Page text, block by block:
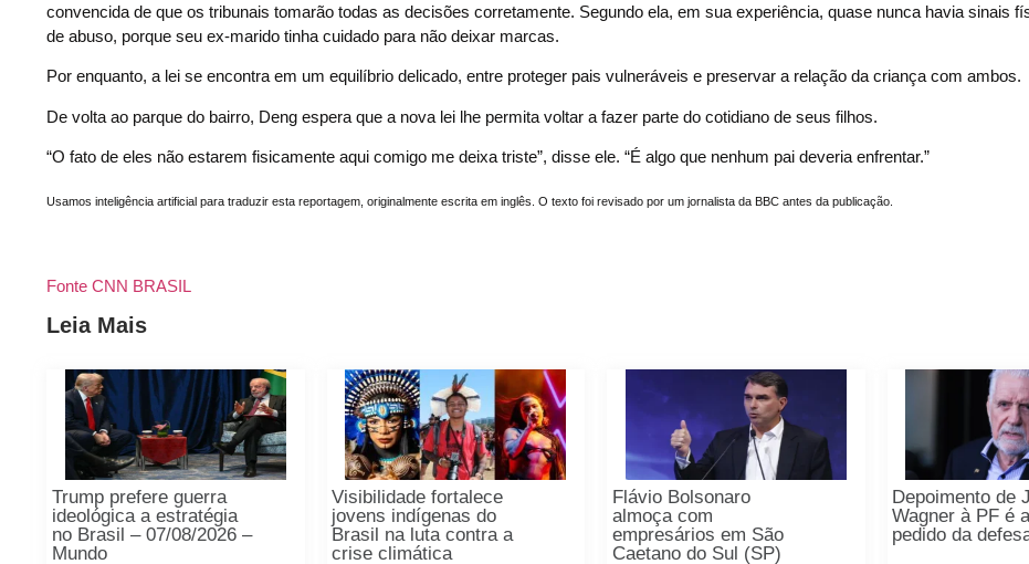
convencida de que os tribunais tomarão todas as decisões corretamente. Segundo ela, em sua experiência, quase nunca havia sinais
de abuso, porque seu ex-marido tinha cuidado para não deixar marcas.
Por enquanto, a lei se encontra em um equilíbrio delicado, entre proteger pais vulneráveis e preservar a relação da criança com ambos.
De volta ao parque do bairro, Deng espera que a nova lei lhe permita voltar a fazer parte do cotidiano de seus filhos.
“O fato de eles não estarem fisicamente aqui comigo me deixa triste”, disse ele. “É algo que nenhum pai deveria enfrentar.”
Usamos inteligência artificial para traduzir esta reportagem, originalmente escrita em inglês. O texto foi revisado por um jornalista da BBC antes da publicação.
Fonte CNN BRASIL
Leia Mais
Trump prefere guerra
ideológica a estratégia
no Brasil – 07/08/2026 –
Mundo
Visibilidade fortalece
jovens indígenas do
Brasil na luta contra a
crise climática
Flávio Bolsonaro
almoça com
empresários em São
Caetano do Sul (SP)
Depoimento de
Wagner à PF é
pedido da